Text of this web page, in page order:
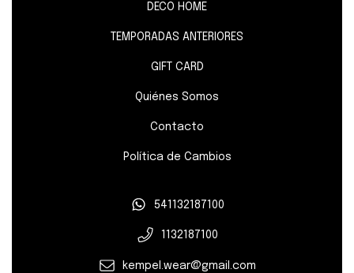
DECO HOME
TEMPORADAS ANTERIORES
GIFT CARD
Quiénes Somos
Contacto
Política de Cambios
541132187100
1132187100
kempel.wear@gmail.com